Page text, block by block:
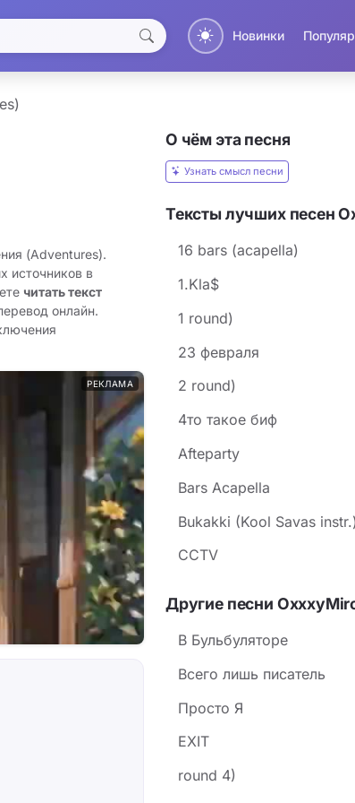
Новинки
(Adventures).
источников в
читать текст
онлайн.
РЕКЛАМА
О чём эта песня
Узнать смысл песни
Тексты лучших песен
16 bars (acapella)
1.Kla$
1 round)
23 февраля
2 round)
4то такое биф
Afteparty
Bars Acapella
Bukakki (Kool Savas
CCTV
Другие песни
В Бульбуляторе
Всего лишь писатель
Просто Я
EXIT
round 4)